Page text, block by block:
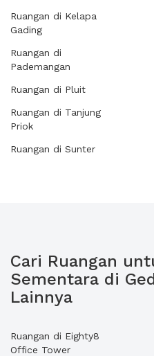
Ruangan di Kelapa
Gading
Ruangan di
Pademangan
Ruangan di Pluit
Ruangan di Tanjung
Priok
Ruangan di Sunter
Cari Ruangan
Sementara di
Lainnya
Ruangan di Eighty8
Office Tower